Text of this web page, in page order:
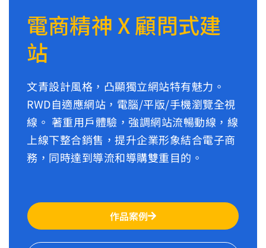
電商精神 X 顧問式建
站
文青設計風格，凸顯獨立網站特有魅力。
RWD自適應網站，電腦/平版/手機瀏覽全視
線。 著重用戶體驗，強調網站流暢動線，線
上線下整合銷售，提升企業形象結合電子商
務，同時達到導流和導購雙重目的。
作品案例